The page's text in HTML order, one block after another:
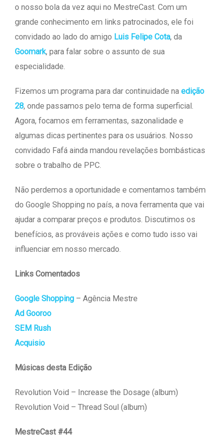
o nosso bola da vez aqui no MestreCast. Com um
grande conhecimento em links patrocinados, ele foi
convidado ao lado do amigo Luis Felipe Cota, da
Goomark, para falar sobre o assunto de sua
especialidade.
Fizemos um programa para dar continuidade na edição
28, onde passamos pelo tema de forma superficial.
Agora, focamos em ferramentas, sazonalidade e
algumas dicas pertinentes para os usuários. Nosso
convidado Fafá ainda mandou revelações bombásticas
sobre o trabalho de PPC.
Não perdemos a oportunidade e comentamos também
do Google Shopping no país, a nova ferramenta que vai
ajudar a comparar preços e produtos. Discutimos os
benefícios, as prováveis ações e como tudo isso vai
influenciar em nosso mercado.
Links Comentados
Google Shopping – Agência Mestre
Ad Gooroo
SEM Rush
Acquisio
Músicas desta Edição
Revolution Void – Increase the Dosage (album)
Revolution Void – Thread Soul (album)
MestreCast #44